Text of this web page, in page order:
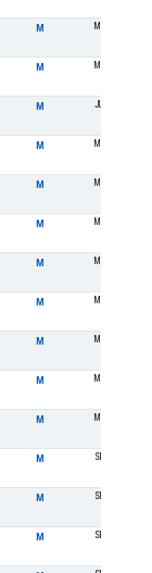
M M1
M M0
M JU
M M3
M M0
M M2
M M3
M M0
M M1
M M3
M M5
M SE
M SE
M SE